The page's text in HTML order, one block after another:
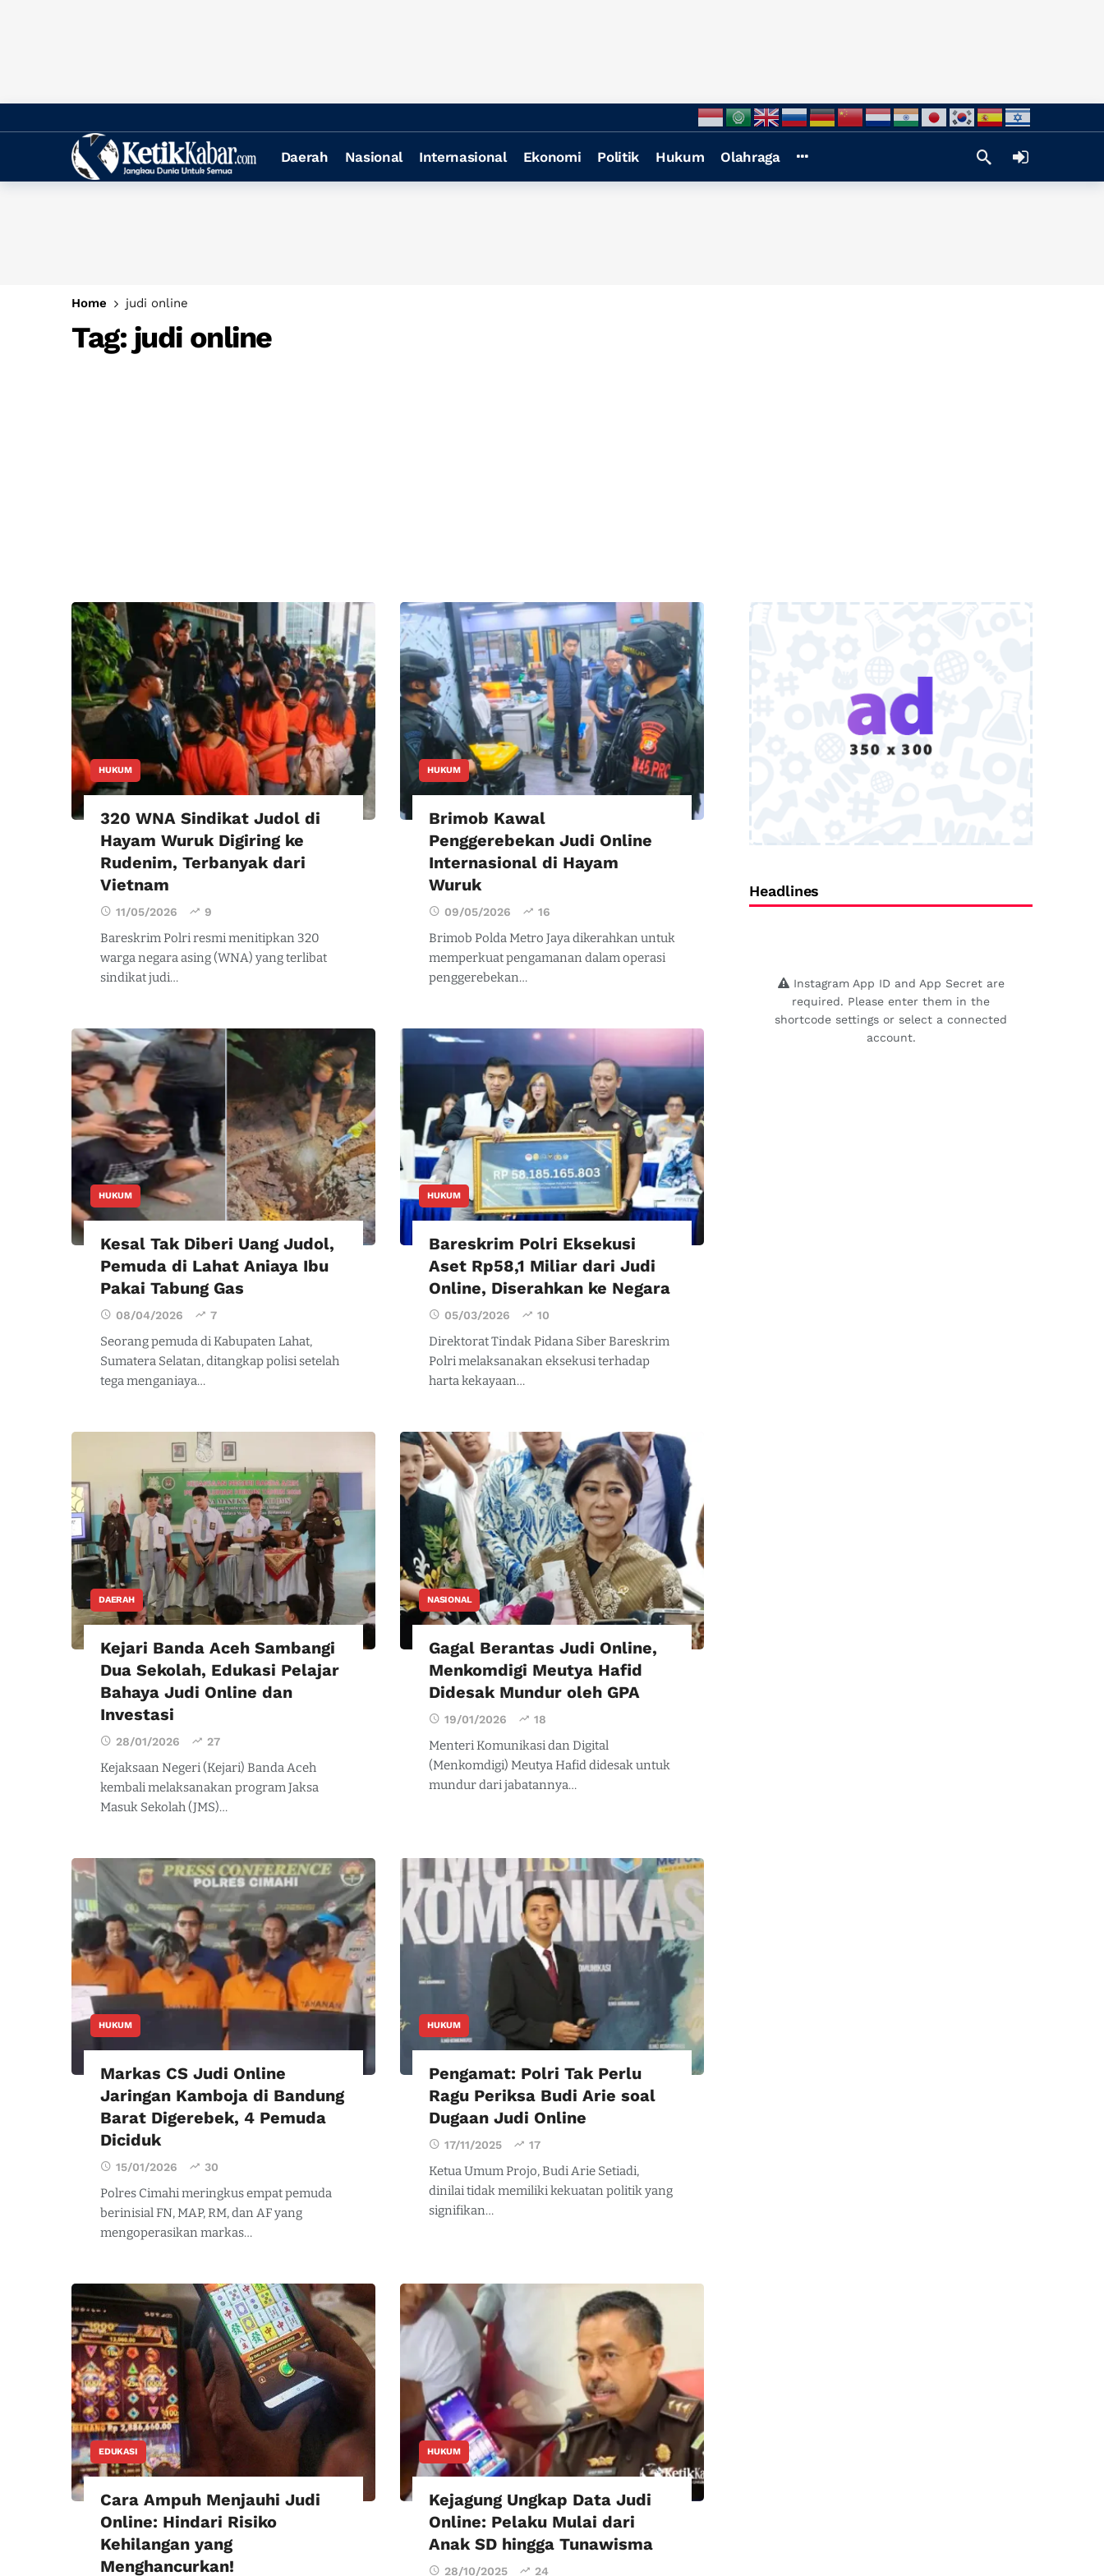
Daerah Nasional Internasional Ekonomi Politik Hukum Olahraga
Home judi online
Tag: judi online
HUKUM
320 WNA Sindikat Judol di
Hayam Wuruk Digiring ke
Rudenim, Terbanyak dari
Vietnam
11/05/2026 9
Bareskrim Polri resmi menitipkan 320
warga negara asing (WNA) yang terlibat
sindikat judi…
HUKUM
Brimob Kawal
Penggerebekan Judi Online
Internasional di Hayam
Wuruk
09/05/2026 16
Brimob Polda Metro Jaya dikerahkan untuk
memperkuat pengamanan dalam operasi
penggerebekan…
HUKUM
Kesal Tak Diberi Uang Judol,
Pemuda di Lahat Aniaya Ibu
Pakai Tabung Gas
08/04/2026 7
Seorang pemuda di Kabupaten Lahat,
Sumatera Selatan, ditangkap polisi setelah
tega menganiaya…
HUKUM
Bareskrim Polri Eksekusi
Aset Rp58,1 Miliar dari Judi
Online, Diserahkan ke Negara
05/03/2026 10
Direktorat Tindak Pidana Siber Bareskrim
Polri melaksanakan eksekusi terhadap
harta kekayaan…
DAERAH
Kejari Banda Aceh Sambangi
Dua Sekolah, Edukasi Pelajar
Bahaya Judi Online dan
Investasi
28/01/2026 27
Kejaksaan Negeri (Kejari) Banda Aceh
kembali melaksanakan program Jaksa
Masuk Sekolah (JMS)…
NASIONAL
Gagal Berantas Judi Online,
Menkomdigi Meutya Hafid
Didesak Mundur oleh GPA
19/01/2026 18
Menteri Komunikasi dan Digital
(Menkomdigi) Meutya Hafid didesak untuk
mundur dari jabatannya…
HUKUM
Markas CS Judi Online
Jaringan Kamboja di Bandung
Barat Digerebek, 4 Pemuda
Diciduk
15/01/2026 30
Polres Cimahi meringkus empat pemuda
berinisial FN, MAP, RM, dan AF yang
mengoperasikan markas…
HUKUM
Pengamat: Polri Tak Perlu
Ragu Periksa Budi Arie soal
Dugaan Judi Online
17/11/2025 17
Ketua Umum Projo, Budi Arie Setiadi,
dinilai tidak memiliki kekuatan politik yang
signifikan…
EDUKASI
Cara Ampuh Menjauhi Judi
Online: Hindari Risiko
Kehilangan yang
Menghancurkan!
HUKUM
Kejagung Ungkap Data Judi
Online: Pelaku Mulai dari
Anak SD hingga Tunawisma
28/10/2025 24
Headlines
Instagram App ID and App Secret are
required. Please enter them in the
shortcode settings or select a connected
account.